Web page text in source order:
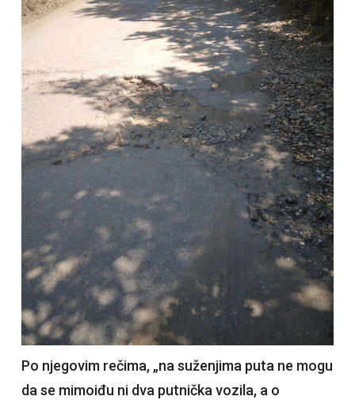
Po njegovim rečima, „na suženjima puta ne mogu
da se mimoiđu ni dva putnička vozila, a o